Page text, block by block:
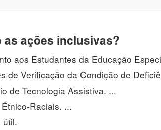
as ações inclusivas?
aos Estudantes da Educação
de Verificação da Condição de
de Tecnologia Assistiva. ...
Raciais. ...
útil.